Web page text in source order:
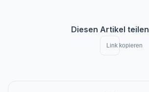
Diesen Artikel teilen
Link kopieren